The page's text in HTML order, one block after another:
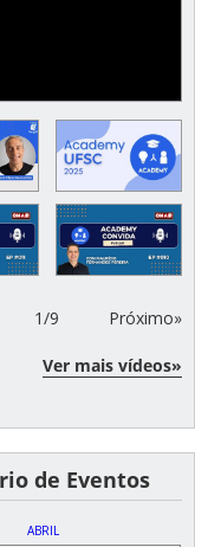
1/9 Próximo»
Ver mais vídeos»
de Eventos
ABRIL